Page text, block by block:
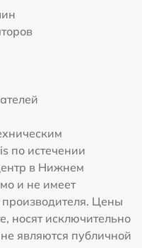
по истечении
в Нижнем
и не имеет
Цены
носят исключительно
являются публичной